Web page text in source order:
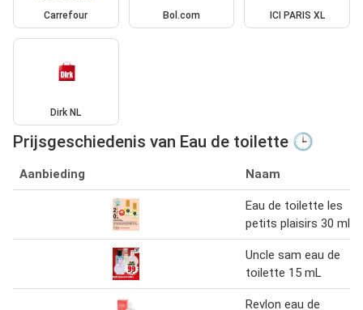
Carrefour Bol.com ICI PARIS XL
Dirk NL
Prijsgeschiedenis van Eau de toilette 🕒
Aanbieding Naam
Eau de toilette les
petits plaisirs 30 ml
Uncle sam eau de
toilette 15 mL
Revlon eau de